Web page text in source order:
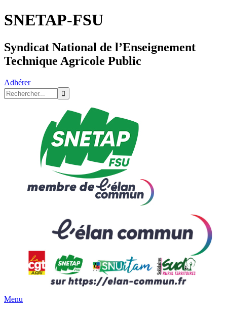
SNETAP-FSU
Syndicat National de l’Enseignement
Technique Agricole Public
Adhérer
Menu